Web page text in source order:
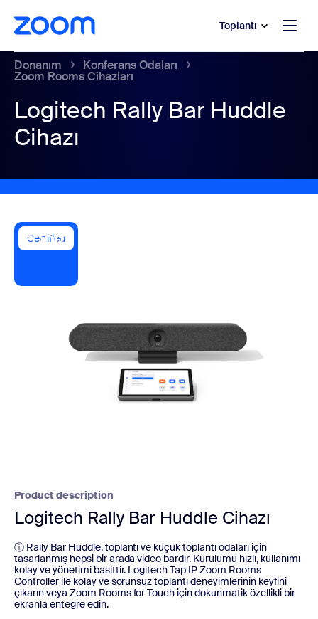
içeriğe atla
yardımına atla Toplantı
Donanım Konferans Odaları
Zoom Rooms Cihazları
Logitech Rally Bar Huddle
Cihazı
Certified
Product description
Logitech Rally Bar Huddle Cihazı
ⓘ Rally Bar Huddle, toplantı ve küçük toplantı odaları için
tasarlanmış hepsi bir arada video bardır. Kurulumu hızlı, kullanımı
kolay ve yönetimi basittir. Logitech Tap IP Zoom Rooms
Controller ile kolay ve sorunsuz toplantı deneyimlerinin keyfini
çıkarın veya Zoom Rooms for Touch için dokunmatik özellikli bir
ekranla entegre edin.